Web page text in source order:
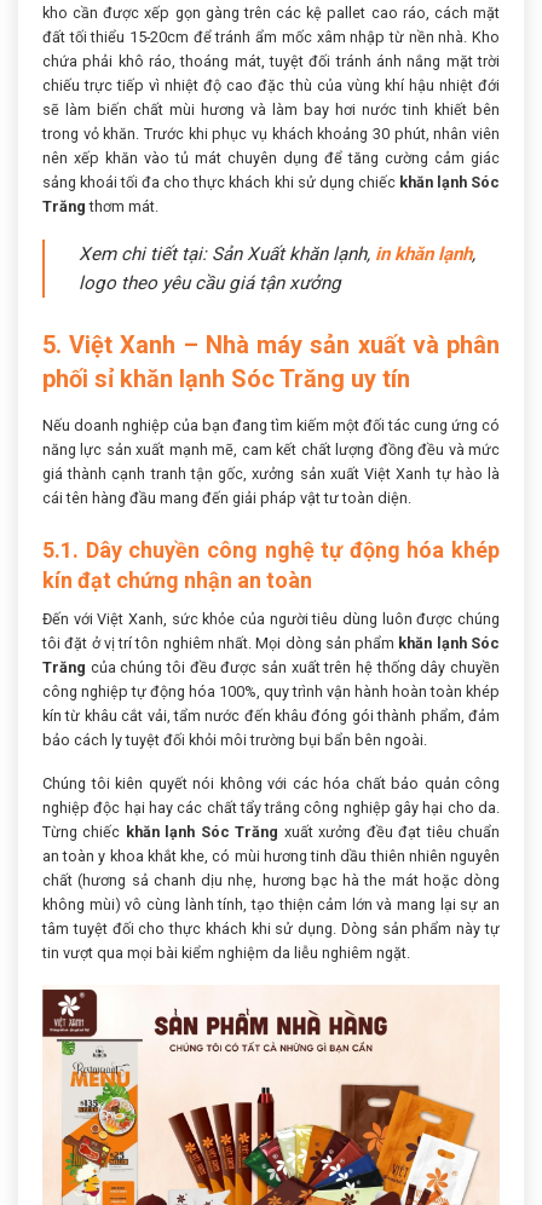
kho cần được xếp gọn gàng trên các kệ pallet cao ráo, cách mặt
đất tối thiểu 15-20cm để tránh ẩm mốc xâm nhập từ nền nhà. Kho
chứa phải khô ráo, thoáng mát, tuyệt đối tránh ánh nắng mặt trời
chiếu trực tiếp vì nhiệt độ cao đặc thù của vùng khí hậu nhiệt đới
sẽ làm biến chất mùi hương và làm bay hơi nước tinh khiết bên
trong vỏ khăn. Trước khi phục vụ khách khoảng 30 phút, nhân viên
nên xếp khăn vào tủ mát chuyên dụng để tăng cường cảm giác
sảng khoái tối đa cho thực khách khi sử dụng chiếc khăn lạnh Sóc
Trăng thơm mát.
Xem chi tiết tại: Sản Xuất khăn lạnh, in khăn lạnh,
logo theo yêu cầu giá tận xưởng
5. Việt Xanh – Nhà máy sản xuất và phân
phối sỉ khăn lạnh Sóc Trăng uy tín
Nếu doanh nghiệp của bạn đang tìm kiếm một đối tác cung ứng có
năng lực sản xuất mạnh mẽ, cam kết chất lượng đồng đều và mức
giá thành cạnh tranh tận gốc, xưởng sản xuất Việt Xanh tự hào là
cái tên hàng đầu mang đến giải pháp vật tư toàn diện.
5.1. Dây chuyền công nghệ tự động hóa khép
kín đạt chứng nhận an toàn
Đến với Việt Xanh, sức khỏe của người tiêu dùng luôn được chúng
tôi đặt ở vị trí tôn nghiêm nhất. Mọi dòng sản phẩm khăn lạnh Sóc
Trăng của chúng tôi đều được sản xuất trên hệ thống dây chuyền
công nghiệp tự động hóa 100%, quy trình vận hành hoàn toàn khép
kín từ khâu cắt vải, tẩm nước đến khâu đóng gói thành phẩm, đảm
bảo cách ly tuyệt đối khỏi môi trường bụi bẩn bên ngoài.
Chúng tôi kiên quyết nói không với các hóa chất bảo quản công
nghiệp độc hại hay các chất tẩy trắng công nghiệp gây hại cho da.
Từng chiếc khăn lạnh Sóc Trăng xuất xưởng đều đạt tiêu chuẩn
an toàn y khoa khắt khe, có mùi hương tinh dầu thiên nhiên nguyên
chất (hương sả chanh dịu nhẹ, hương bạc hà the mát hoặc dòng
không mùi) vô cùng lành tính, tạo thiện cảm lớn và mang lại sự an
tâm tuyệt đối cho thực khách khi sử dụng. Dòng sản phẩm này tự
tin vượt qua mọi bài kiểm nghiệm da liễu nghiêm ngặt.